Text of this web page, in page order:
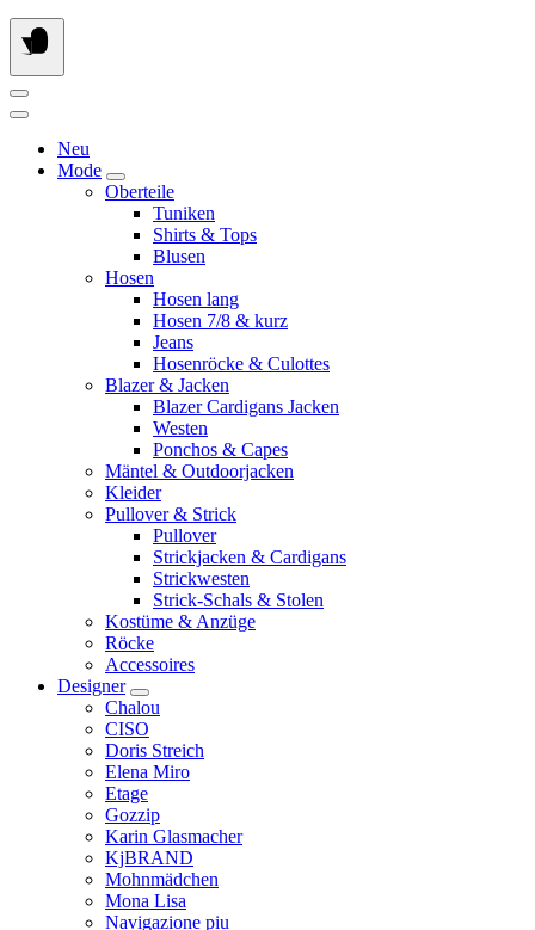
Neu
Mode
Oberteile
Tuniken
Shirts & Tops
Blusen
Hosen
Hosen lang
Hosen 7/8 & kurz
Jeans
Hosenröcke & Culottes
Blazer & Jacken
Blazer Cardigans Jacken
Westen
Ponchos & Capes
Mäntel & Outdoorjacken
Kleider
Pullover & Strick
Pullover
Strickjacken & Cardigans
Strickwesten
Strick-Schals & Stolen
Kostüme & Anzüge
Röcke
Accessoires
Designer
Chalou
CISO
Doris Streich
Elena Miro
Etage
Gozzip
Karin Glasmacher
KjBRAND
Mohnmädchen
Mona Lisa
Navigazione piu